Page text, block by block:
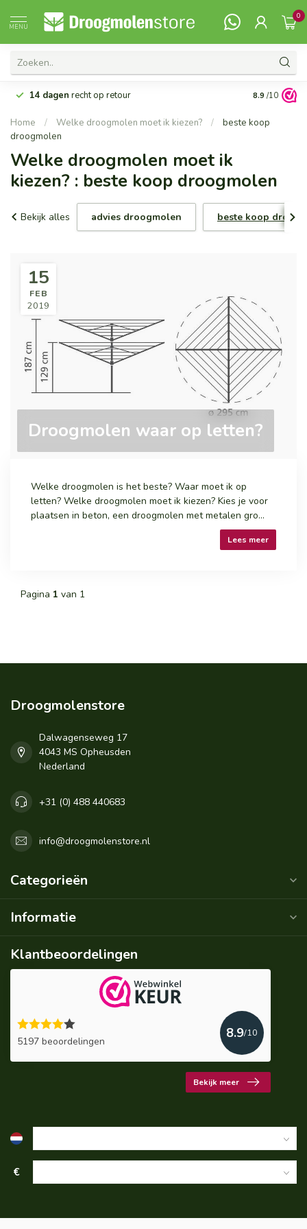
MENU
0
14 dagen recht op retour Vanaf 99,-
8.9 /10
Home / Welke droogmolen moet ik kiezen? /
beste koop
droogmolen
Welke droogmolen moet ik
kiezen? : beste koop droogmolen
Bekijk alles advies droogmolen beste koop
15
FEB
2019
Droogmolen waar op letten?
Welke droogmolen is het beste? Waar moet ik op
letten? Welke droogmolen moet ik kiezen? Kies je voor
plaatsen in beton, een droogmolen met metalen gro...
Lees meer
Pagina 1 van 1
Droogmolenstore
Dalwagenseweg 17
4043 MS Opheusden
Nederland
+31 (0) 488 440683
info@droogmolenstore.nl
Categorieën
Informatie
Klantbeoordelingen
5197 beoordelingen
8.9/10
Bekijk meer
€